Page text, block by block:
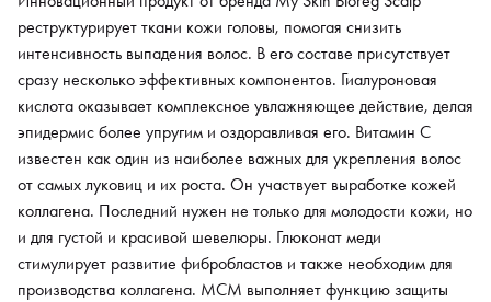
здоровый и ухоженный вид.
реструктурирует ткани кожи головы, помогая снизить
интенсивность выпадения волос. В его составе присутствует
сразу несколько эффективных компонентов. Гиалуроновая
кислота оказывает комплексное увлажняющее действие, делая
эпидермис более упругим и оздоравливая его. Витамин C
известен как один из наиболее важных для укрепления волос
от самых луковиц и их роста. Он участвует выработке кожей
коллагена. Последний нужен не только для молодости кожи, но
и для густой и красивой шевелюры. Глюконат меди
стимулирует развитие фибробластов и также необходим для
производства коллагена. МСМ выполняет функцию защиты